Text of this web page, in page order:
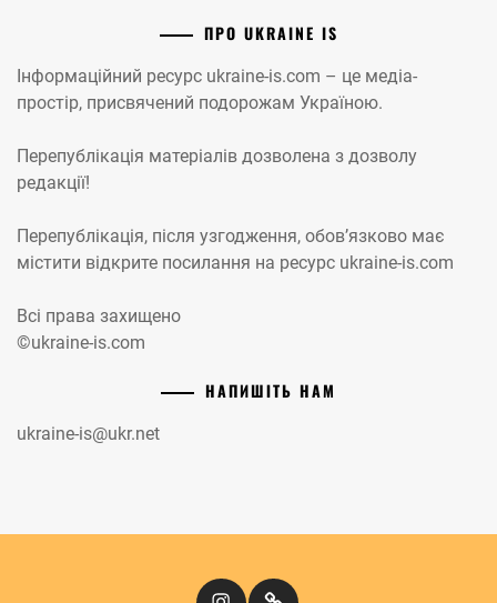
ПРО UKRAINE IS
Інформаційний ресурс ukraine-is.com – це медіа-
простір, присвячений подорожам Україною.
Перепублікація матеріалів дозволена з дозволу
редакції!
Перепублікація, після узгодження, обов’язково має
містити відкрите посилання на ресурс ukraine-is.com
Всі права захищено
©ukraine-is.com
НАПИШІТЬ НАМ
ukraine-is@ukr.net
InstagramКіномандри